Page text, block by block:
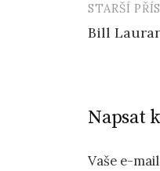
STARŠÍ
Bill
Napsat
Vaše e-